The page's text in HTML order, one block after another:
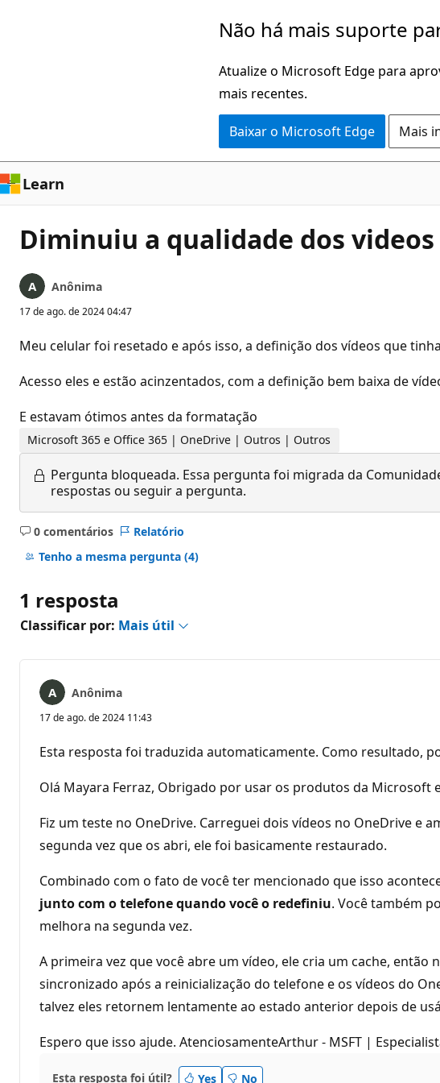
Não há mais suporte
Atualize o Microsoft Edge para
mais recentes.
Baixar o Microsoft Edge Mais
Learn
Diminuiu a qualidade dos videos
Anônima
17 de ago. de 2024 04:47
Meu celular foi resetado e após isso, a definição dos vídeos que
Acesso eles e estão acinzentados, com a definição bem baixa de
E estavam ótimos antes da formatação
Microsoft 365 e Office 365 | OneDrive | Outros | Outros
Pergunta bloqueada. Essa pergunta foi migrada da
respostas ou seguir a pergunta.
0 comentários
Sem
comentários
Relatório
Tenho a mesma pergunta (4)
1 resposta
Classificar por: Mais útil
Anônima
17 de ago. de 2024 11:43
Esta resposta foi traduzida automaticamente. Como resultado,
Olá Mayara Ferraz, Obrigado por usar os produtos da Microsoft
Fiz um teste no OneDrive. Carreguei dois vídeos no OneDrive e
segunda vez que os abri, ele foi basicamente restaurado.
Combinado com o fato de você ter mencionado que isso
junto com o telefone quando você o redefiniu. Você também
melhora na segunda vez.
A primeira vez que você abre um vídeo, ele cria um cache, então
sincronizado após a reinicialização do telefone e os vídeos do
talvez eles retornem lentamente ao estado anterior depois de
Espero que isso ajude. AtenciosamenteArthur - MSFT |
Esta resposta foi útil? Yes No